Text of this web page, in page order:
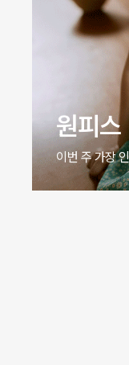
원피스
이번 주 가장